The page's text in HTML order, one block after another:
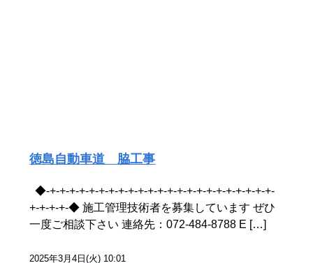
徳島自動車道 脇工事
◆-+-+-+-+-+-+-+-+-+-+-+-+-+-+-+-+-+-+-+-+-+-+-+-
+-+-+-+-◆ 施工管理技術者を募集しています ぜひ
一度ご相談下さい 連絡先：072-484-8788 E […]
2025年3月4日(火) 10:01